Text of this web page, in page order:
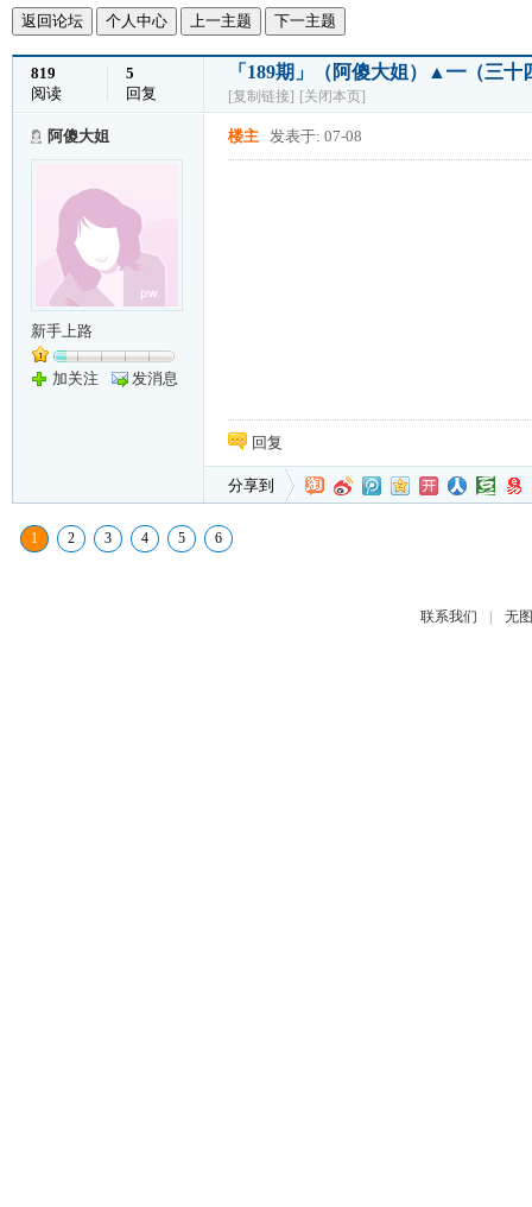
返回论坛 个人中心 上一主题 下一主题
819
阅读
5
回复
「189期」（阿傻大姐）▲━（三
[复制链接] [关闭本页]
阿傻大姐
新手上路
加关注 发消息
楼主 发表于: 07-08
回复
分享到
1 2 3 4 5 6
联系我们 | 无